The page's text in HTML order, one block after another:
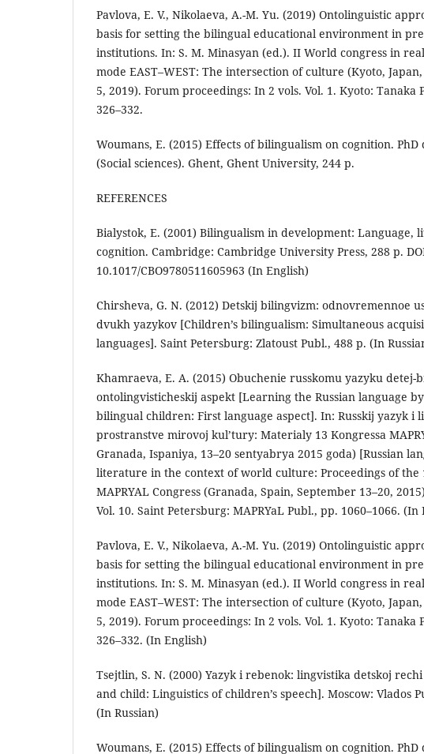
Pavlova, E. V., Nikolaeva, A.-M. Yu. (2019) Ontolinguistic
basis for setting the bilingual educational environment in
institutions. In: S. M. Minasyan (ed.). II World congress in
mode EAST–WEST: The intersection of culture (Kyoto,
5, 2019). Forum proceedings: In 2 vols. Vol. 1. Kyoto: Tanaka
326–332.
Woumans, E. (2015) Effects of bilingualism on cognition. PhD
(Social sciences). Ghent, Ghent University, 244 p.
REFERENCES
Bialystok, E. (2001) Bilingualism in development: Language,
cognition. Cambridge: Cambridge University Press, 288 p.
10.1017/CBO9780511605963 (In English)
Chirsheva, G. N. (2012) Detskij bilingvizm: odnovremennoe
dvukh yazykov [Children’s bilingualism: Simultaneous
languages]. Saint Petersburg: Zlatoust Publ., 488 p. (In
Khamraeva, E. A. (2015) Obuchenie russkomu yazyku detej-
ontolingvisticheskij aspekt [Learning the Russian language
bilingual children: First language aspect]. In: Russkij yazyk i
prostranstve mirovoj kul’tury: Materialy 13 Kongressa
Granada, Ispaniya, 13–20 sentyabrya 2015 goda) [Russian
literature in the context of world culture: Proceedings of the
MAPRYAL Congress (Granada, Spain, September 13–20,
Vol. 10. Saint Petersburg: MAPRYaL Publ., pp. 1060–1066. (In
Pavlova, E. V., Nikolaeva, A.-M. Yu. (2019) Ontolinguistic
basis for setting the bilingual educational environment in
institutions. In: S. M. Minasyan (ed.). II World congress in
mode EAST–WEST: The intersection of culture (Kyoto,
5, 2019). Forum proceedings: In 2 vols. Vol. 1. Kyoto: Tanaka
326–332. (In English)
Tsejtlin, S. N. (2000) Yazyk i rebenok: lingvistika detskoj
and child: Linguistics of children’s speech]. Moscow: Vlados
(In Russian)
Woumans, E. (2015) Effects of bilingualism on cognition. PhD